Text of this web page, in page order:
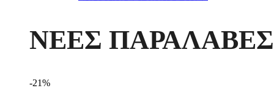
ΝΕΕΣ ΠΑΡΑΛΑΒΕΣ
-21%